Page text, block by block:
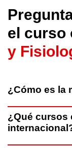
el curso
y
¿Cómo es la
¿Qué cursos